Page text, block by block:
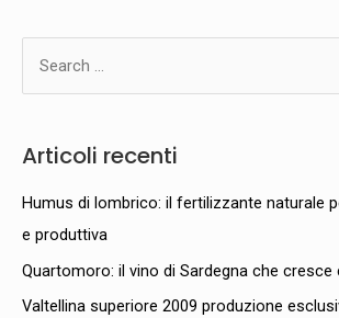
c
a
:
Articoli recenti
Humus di lombrico: il fertilizzante naturale
e produttiva
Quartomoro: il vino di Sardegna che cresce
Valtellina superiore 2009 produzione